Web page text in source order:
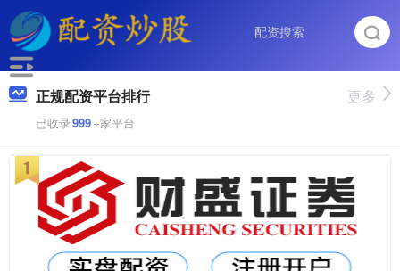
正规配资平台排行
已收录999+家平台
更多